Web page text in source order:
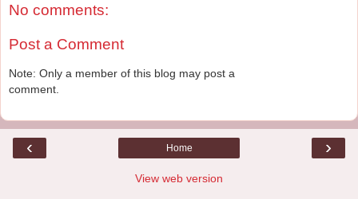
No comments:
Post a Comment
Note: Only a member of this blog may post a
comment.
‹ ›
Home
View web version